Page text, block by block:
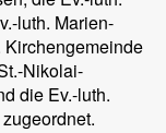
luth. Marien-
Nikolai-
die Ev.-luth.